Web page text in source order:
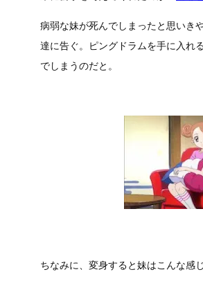
病弱な妹が死んでしまったと思いき
達に告ぐ。ピングドラムを手に入れ
でしまうのだと。
ちなみに、変身すると妹はこんな感